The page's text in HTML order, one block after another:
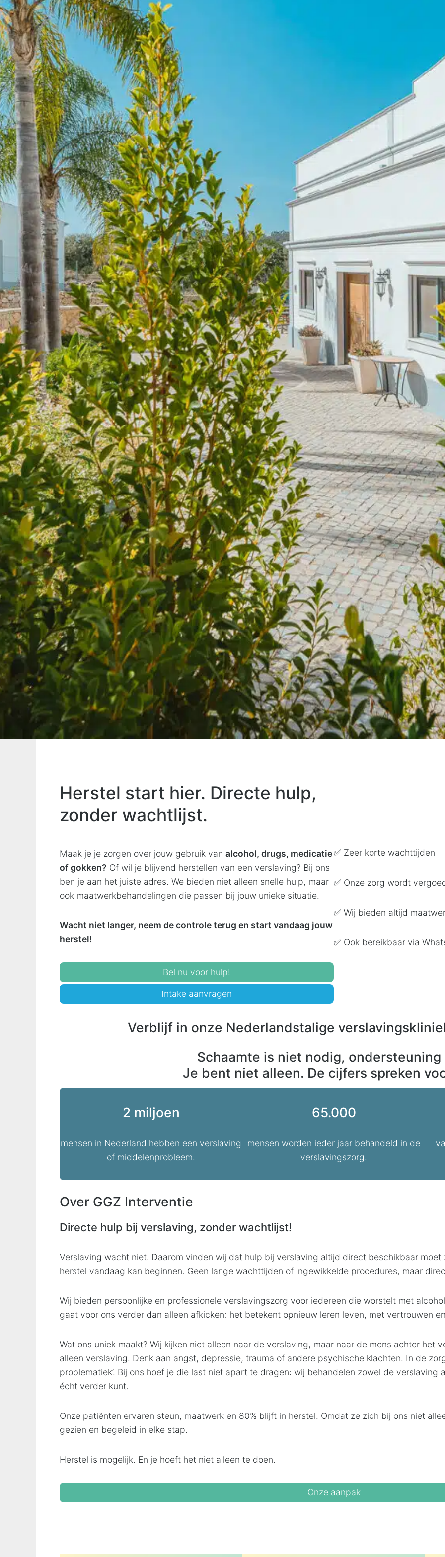
Herstel start hier. Directe hulp,
zonder wachtlijst.
Maak je je zorgen over jouw gebruik van alcohol, drugs, medicatie
of gokken? Of wil je blijvend herstellen van een verslaving? Bij ons
ben je aan het juiste adres. We bieden niet alleen snelle hulp, maar
ook maatwerkbehandelingen die passen bij jouw unieke situatie.
Wacht niet langer, neem de controle terug en start vandaag jouw
herstel!
Bel nu voor hulp!
Intake aanvragen
✅ Zeer korte wachttijden
✅ Onze zorg wordt
✅ Wij bieden altijd
✅ Ook bereikbaar via
Verblijf in onze Nederlandstalige
Schaamte is niet nodig, ondersteuning
Je bent niet alleen. De cijfers spreken
2 miljoen
mensen in Nederland hebben een verslaving
of middelenprobleem.
65.000
mensen worden ieder jaar behandeld in de
verslavingszorg.
Over GGZ Interventie
Directe hulp bij verslaving, zonder wachtlijst!
Verslaving wacht niet. Daarom vinden wij dat hulp bij verslaving altijd direct beschikbaar moet
herstel vandaag kan beginnen. Geen lange wachttijden of ingewikkelde procedures, maar
Wij bieden persoonlijke en professionele verslavingszorg voor iedereen die worstelt met
gaat voor ons verder dan alleen afkicken: het betekent opnieuw leren leven, met vertrouwen
Wat ons uniek maakt? Wij kijken niet alleen naar de verslaving, maar naar de mens achter het
alleen verslaving. Denk aan angst, depressie, trauma of andere psychische klachten. In de
problematiek’. Bij ons hoef je die last niet apart te dragen: wij behandelen zowel de
écht verder kunt.
Onze patiënten ervaren steun, maatwerk en 80% blijft in herstel. Omdat ze zich bij ons niet
gezien en begeleid in elke stap.
Herstel is mogelijk. En je hoeft het niet alleen te doen.
Onze aanpak